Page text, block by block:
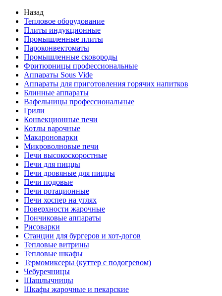
Назад
Тепловое оборудование
Плиты индукционные
Промышленные плиты
Пароконвектоматы
Промышленные сковороды
Фритюрницы профессиональные
Аппараты Sous Vide
Аппараты для приготовления горячих напитков
Блинные аппараты
Вафельницы профессиональные
Грили
Конвекционные печи
Котлы варочные
Макароноварки
Микроволновые печи
Печи высокоскоростные
Печи для пиццы
Печи дровяные для пиццы
Печи подовые
Печи ротационные
Печи хоспер на углях
Поверхности жарочные
Пончиковые аппараты
Рисоварки
Станции для бургеров и хот-догов
Тепловые витрины
Тепловые шкафы
Термомиксеры (куттер с подогревом)
Чебуречницы
Шашлычницы
Шкафы жарочные и пекарские